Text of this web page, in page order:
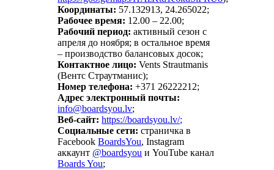
Координаты: 57.132913, 24.265022;
Рабочее время: 12.00 – 22.00;
Рабочий период: активный сезон с
апреля до ноября; в остальное время
– производство балансовых досок;
Контактное лицо: Vents Strautmanis
(Вентс Страутманис);
Номер телефона: +371 26222212;
Адрес электронный почты:
;
Веб-сайт: https://boardsyou.lv/;
Социальные сети: страничка в
FacebookBoardsYou, Instagram
аккаунт @boardsyou и YouTube канал
Boards You;